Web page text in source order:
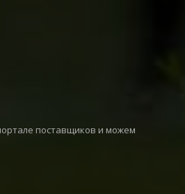
и выполним
поставщиков и можем